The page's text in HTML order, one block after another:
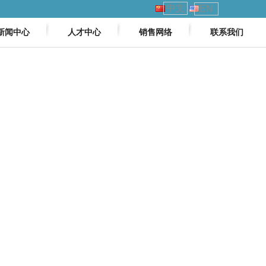
中文 EN
闻中心 人才中心 销售网络 联系我们